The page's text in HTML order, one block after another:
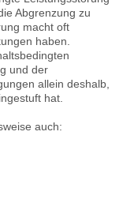
Abgrenzung zu
macht oft
haben.
und der
allein deshalb,
hat.
auch: